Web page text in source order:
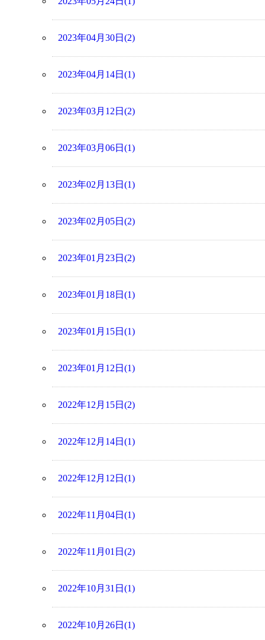
2023年04月30日(2)
2023年04月14日(1)
2023年03月12日(2)
2023年03月06日(1)
2023年02月13日(1)
2023年02月05日(2)
2023年01月23日(2)
2023年01月18日(1)
2023年01月15日(1)
2023年01月12日(1)
2022年12月15日(2)
2022年12月14日(1)
2022年12月12日(1)
2022年11月04日(1)
2022年11月01日(2)
2022年10月31日(1)
2022年10月26日(1)